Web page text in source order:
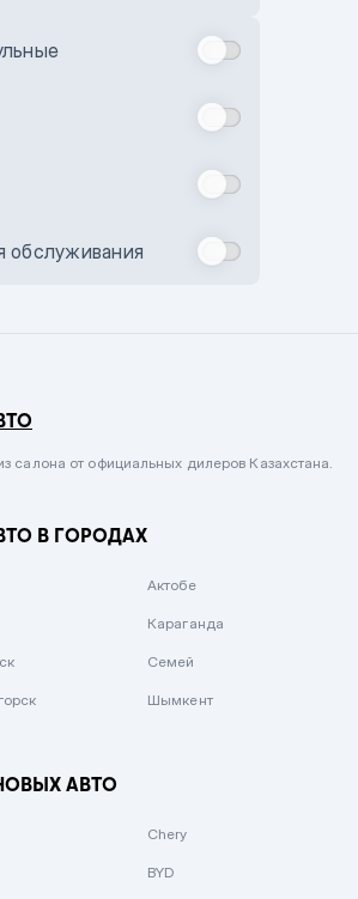
металлик
металлик
обслуживания
салона от официальных дилеров Казахстана.
В ГОРОДАХ
Актобе
Караганда
Семей
Шымкент
АВТО
Chery
BYD